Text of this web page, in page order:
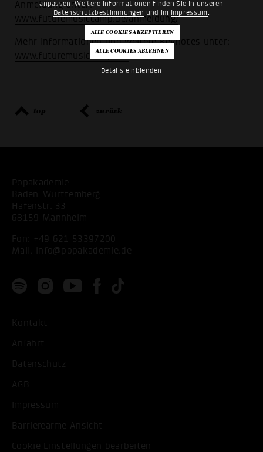
anpassen. Weitere Informationen finden Sie in unseren
Datenschutzbestimmungen und im Impressum .
Details einblenden
Anmeldung unter:
www.futuremusiccamp.de/anmeldung/
Mehr Informationen und weitere Keynotes unter:
www.futuremusiccamp.de/
top zurück
Popakademie
Baden-Württemberg
Hafenstr. 33
68159 Mannheim
Fon:
+49 621 53397200
Mail:
info@popakademie.de
Kontakt
Anfahrt
Datenschutz
AGB
Impressum
Barrierearme Ansicht
Cookie Einstellungen bearbeiten